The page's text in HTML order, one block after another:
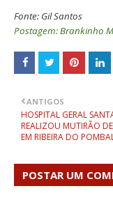
Fonte: Gil Santos
Postagem: Brankinho
ANTIGOS
HOSPITAL GERAL
REALIZOU MUTIRÃO
EM RIBEIRA DO
POSTAR UM